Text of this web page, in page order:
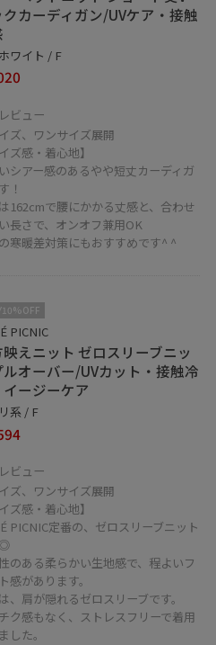
ていただけると、これからの
クカーディガン/UVケア・接触
ワイト / F
レビュー
ズ、ワンサイズ展開
イズ感・着心地】
シアー感のあるやや短丈カーディガ
！
162cmで腰にかかる丈感と、合わせ
長さで、オンオフ兼用OK
寒暖差対策にもおすすめです^ ^
PICNIC
映えニット ゼロスリーブニッ
ルオーバー/UVカット・接触冷
ージーケア
系 / F
レビュー
ズ、ワンサイズ展開
イズ感・着心地】
PICNIC定番の、ゼロスリーブニット
のある柔らかい生地感で、程よいフ
感があります。
、肩が隠れるゼロスリーブです。
ク感もなく、ストレスフリーで着用
した。